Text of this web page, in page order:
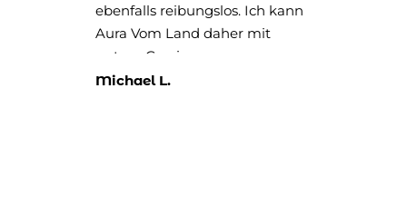
ebenfalls reibungslos. Ich kann
Aura Vom Land daher mit
gutem Gewissen
weiterempfehlen.
Michael L.